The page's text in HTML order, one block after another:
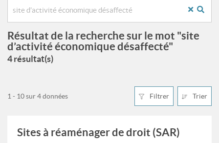
Résultat de la recherche sur le mot "site
d’activité économique désaffecté"
4 résultat(s)
Filtrer Trier
1 - 10 sur 4 données
Sites à réaménager de droit (SAR)